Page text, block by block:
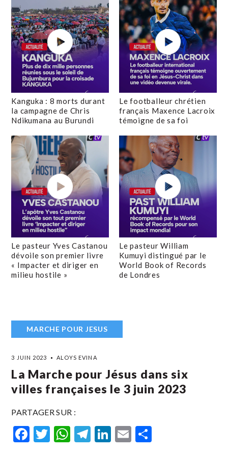
Kanguka : 8 morts durant
la campagne de Chris
Ndikumana au Burundi
Le footballeur chrétien
français Maxence Lacroix
témoigne de sa foi
Le pasteur Yves Castanou
dévoile son premier livre
« Impacter et diriger en
milieu hostile »
Le pasteur William
Kumuyi distingué par le
World Book of Records
de Londres
MARCHE POUR JESUS
3 JUIN 2023 ALOYS EVINA
La Marche pour Jésus dans six
villes françaises le 3 juin 2023
PARTAGER SUR :
Facebook
Twitter
WhatsApp
Telegram
LinkedIn
Email